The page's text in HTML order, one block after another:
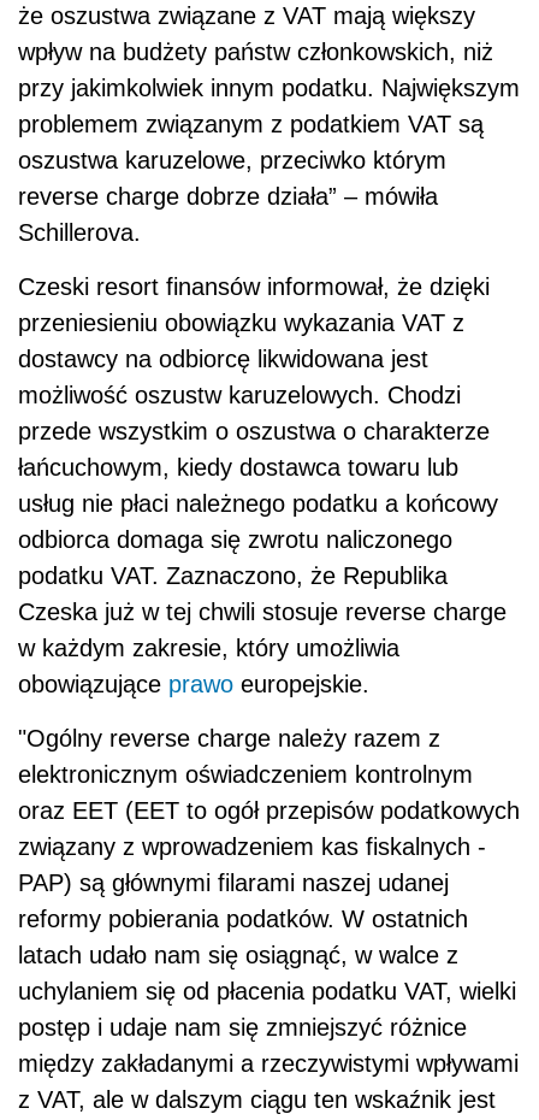
że oszustwa związane z VAT mają większy
wpływ na budżety państw członkowskich, niż
przy jakimkolwiek innym podatku. Największym
problemem związanym z podatkiem VAT są
oszustwa karuzelowe, przeciwko którym
reverse charge dobrze działa” – mówiła
Schillerova.
Czeski resort finansów informował, że dzięki
przeniesieniu obowiązku wykazania VAT z
dostawcy na odbiorcę likwidowana jest
możliwość oszustw karuzelowych. Chodzi
przede wszystkim o oszustwa o charakterze
łańcuchowym, kiedy dostawca towaru lub
usług nie płaci należnego podatku a końcowy
odbiorca domaga się zwrotu naliczonego
podatku VAT. Zaznaczono, że Republika
Czeska już w tej chwili stosuje reverse charge
w każdym zakresie, który umożliwia
obowiązujące prawo europejskie.
"Ogólny reverse charge należy razem z
elektronicznym oświadczeniem kontrolnym
oraz EET (EET to ogół przepisów podatkowych
związany z wprowadzeniem kas fiskalnych -
PAP) są głównymi filarami naszej udanej
reformy pobierania podatków. W ostatnich
latach udało nam się osiągnąć, w walce z
uchylaniem się od płacenia podatku VAT, wielki
postęp i udaje nam się zmniejszyć różnice
między zakładanymi a rzeczywistymi wpływami
z VAT, ale w dalszym ciągu ten wskaźnik jest